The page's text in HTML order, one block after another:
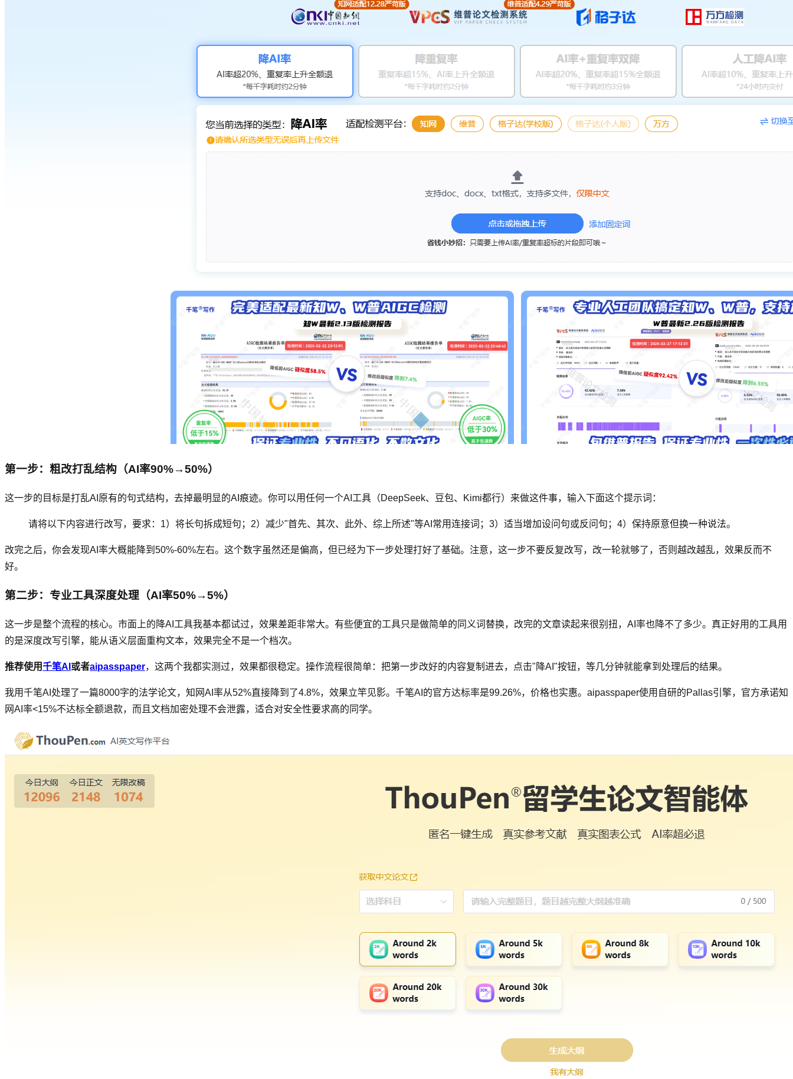
第一步：粗改打乱结构（AI率90%→50%）
这一步的目标是打乱AI原有的句式结构，去掉最明显的AI痕迹。你可以用任何一个AI工具（DeepSeek、豆包、Kimi都行）来做这件事，输入下面这个提示词：
请将以下内容进行改写，要求：1）将长句拆成短句；2）减少"首先、其次、此外、综上所述"等AI常用连接词；3）适当增加设问句或反问句；4）保持原意但换一种说法。
改完之后，你会发现AI率大概能降到50%-60%左右。这个数字虽然还是偏高，但已经为下一步处理打好了基础。注意，这一步不要反复改写，改一轮就够了，否则越改越乱，效果反而不
好。
第二步：专业工具深度处理（AI率50%→5%）
这一步是整个流程的核心。市面上的降AI工具我基本都试过，效果差距非常大。有些便宜的工具只是做简单的同义词替换，改完的文章读起来很别扭，AI率也降不了多少。真正好用的工具用
的是深度改写引擎，能从语义层面重构文本，效果完全不是一个档次。
推荐使用千笔AI 或者aipasspaper，这两个我都实测过，效果都很稳定。操作流程很简单：把第一步改好的内容复制进去，点击"降AI"按钮，等几分钟就能拿到处理后的结果。
我用千笔AI处理了一篇8000字的法学论文，知网AI率从52%直接降到了4.8%，效果立竿见影。千笔AI的官方达标率是99.26%，价格也实惠。aipasspaper使用自研的Pallas引擎，官方承诺知
网AI率<15%不达标全额退款，而且文档加密处理不会泄露，适合对安全性要求高的同学。